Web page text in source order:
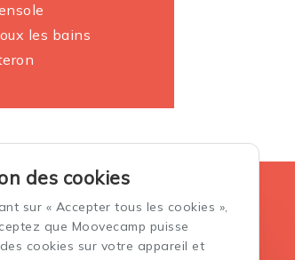
les bains
des cookies
sur « Accepter tous les cookies »,
que Moovecamp puisse
cookies sur votre appareil et
des vans aménagés
de vente et location
d'assurance